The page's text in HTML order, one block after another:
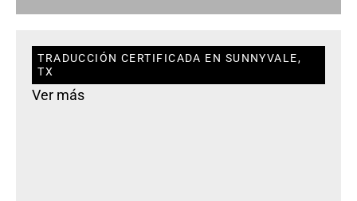
TRADUCCIÓN CERTIFICADA EN SUNNYVALE,
TX
Ver más